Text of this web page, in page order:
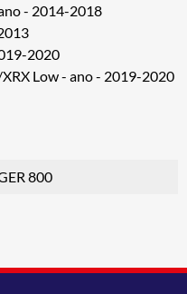
- 2014-2018
2020
Low - ano - 2019-2020
800